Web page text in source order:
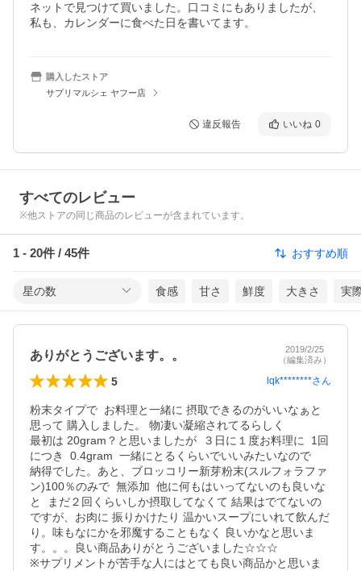
ネットで見つけて買いました。口コミにもありましたが、
私も、カレンダーに食べた日を書いてます。
購入したストア
サプリマルシェ ヤフー店
違反報告 いいね 0
すべてのレビュー
※他ストアの同じ商品のレビューが含まれています。
1 - 20件 / 45件 おすすめ順
星の数 食感 甘さ 鮮度 大きさ 実
ありがとうございます。。
2019/2/25
（編集済み）
5 lqk********さん
粉末タイプで  お料理と一緒に 摂取できるのがいいなぁと
思って 購入しました。 物凄い凝縮されてるらしく
最初は 20gram？と思いましたが  ３日に１度お料理に  1回
につき  0.4gram  一緒にとるくらいでいいみたいなので
納得でした。あと、ブロッコリー新芽粉末(スルフォラファ
ン)100％のみで  無添加  他に何もはいってないのも良いな
と  まだ２回くらいしか摂取してなくて 結果はでてないの
ですが、お肉に 振りかけたり 温かいスープにいれて飲んだ
り。味もなにかを邪魔することもなく 良いかなと思いま
す。。。良い商品ありがとうございました☆☆☆
※サプリメントが苦手な人にはとても良い商品かと思いま